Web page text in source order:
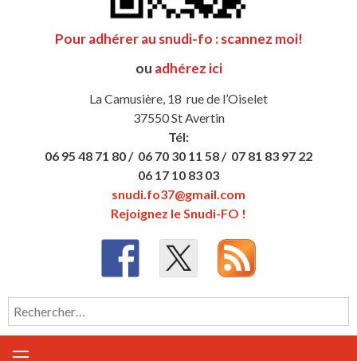
Pour adhérer au snudi-fo : scannez moi!
ou adhérez ici
La Camusière, 18 rue de l’Oiselet
37550 St Avertin
Tél:
06 95 48 71 80 / 06 70 30 11 58 / 07 81 83 97 22
06 17 10 83 03
snudi.fo37@gmail.com
Rejoignez le Snudi-FO !
Rechercher :